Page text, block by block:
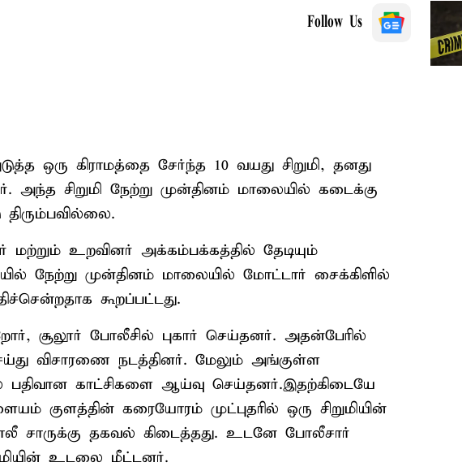
Follow Us
ஒரு கிராமத்தை சேர்ந்த 10 வயது சிறுமி, தனது
அந்த சிறுமி நேற்று முன்தினம் மாலையில் கடைக்கு
மற்றும் உறவினர் அக்கம்பக்கத்தில் தேடியும்
நேற்று முன்தினம் மாலையில் மோட்டார் சைக்கிளில்
கூறப்பட்டது.
சூலூர் போலீசில் புகார் செய்தனர். அதன்பேரில்
விசாரணை நடத்தினர். மேலும் அங்குள்ள
பதிவான காட்சிகளை ஆய்வு செய்தனர்.இதற்கிடையே
குளத்தின் கரையோரம் முட்புதரில் ஒரு சிறுமியின்
சாருக்கு தகவல் கிடைத்தது. உடனே போலீசார்
உடலை மீட்டனர்.